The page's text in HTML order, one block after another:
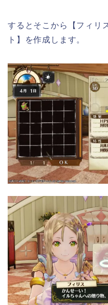
するとそこから【フィリ
ト】を作成します。